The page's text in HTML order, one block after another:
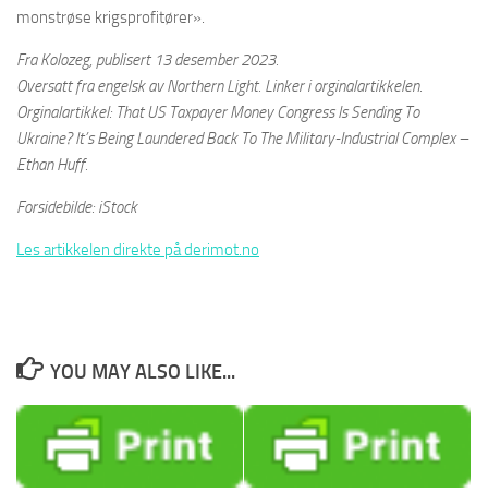
monstrøse krigsprofitører».
Fra Kolozeg, publisert 13 desember 2023.
Oversatt fra engelsk av Northern Light. Linker i orginalartikkelen.
Orginalartikkel: That US Taxpayer Money Congress Is Sending To
Ukraine? It’s Being Laundered Back To The Military-Industrial Complex –
Ethan Huff.
Forsidebilde: iStock
Les artikkelen direkte på derimot.no
YOU MAY ALSO LIKE...